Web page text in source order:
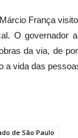
França
O
da via, de
a vida das
de São Paulo